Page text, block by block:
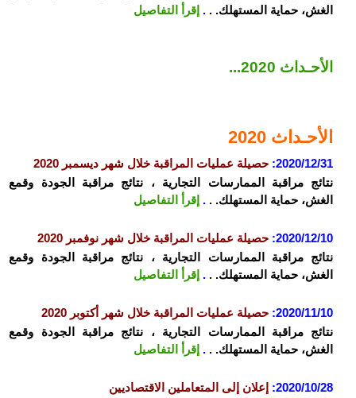
حماية المستهلك. ..إقرأ التفاصيل
2020...
2020
2020/
:حصيلة عمليات المراقبة خلال شهر ديسمبر 2020
مراقبة الممارسات التجارية ، نتائج مراقبة الجودة وقمع
حماية المستهلك. ..إقرأ التفاصيل
2020/
:حصيلة عمليات المراقبة خلال شهر نوفمبر 2020
مراقبة الممارسات التجارية ، نتائج مراقبة الجودة وقمع
حماية المستهلك. ..إقرأ التفاصيل
2020/
:حصيلة عمليات المراقبة خلال شهر أكتوبر 2020
مراقبة الممارسات التجارية ، نتائج مراقبة الجودة وقمع
حماية المستهلك. ..إقرأ التفاصيل
2020/
: إعلان إلى المتعاملين الاقتصاديين